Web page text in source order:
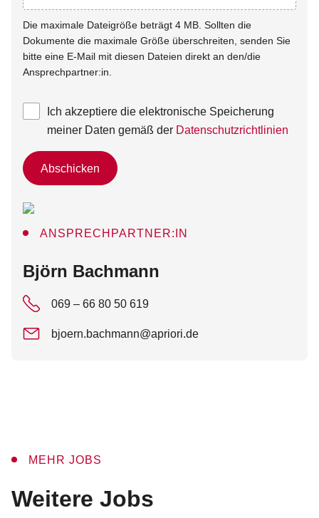
Die maximale Dateigröße beträgt 4 MB. Sollten die
Dokumente die maximale Größe überschreiten, senden Sie
bitte eine E-Mail mit diesen Dateien direkt an den/die
Ansprechpartner:in.
Ich akzeptiere die elektronische Speicherung
meiner Daten gemäß der Datenschutzrichtlinien
Abschicken
ANSPRECHPARTNER:IN
:
Björn Bachmann
069 – 66 80 50 619
bjoern.bachmann@apriori.de
MEHR JOBS
:
Weitere Jobs